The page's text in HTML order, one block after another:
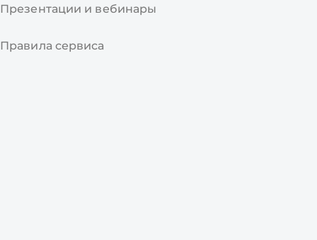
Презентации и вебинары
Правила сервиса